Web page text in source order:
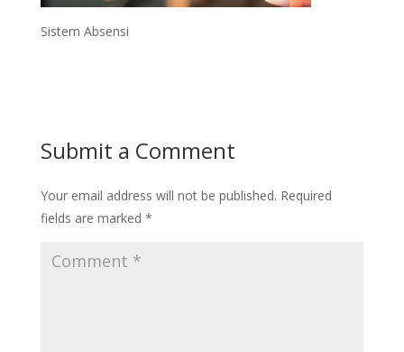
Sistem Absensi
Submit a Comment
Your email address will not be published. Required
fields are marked *